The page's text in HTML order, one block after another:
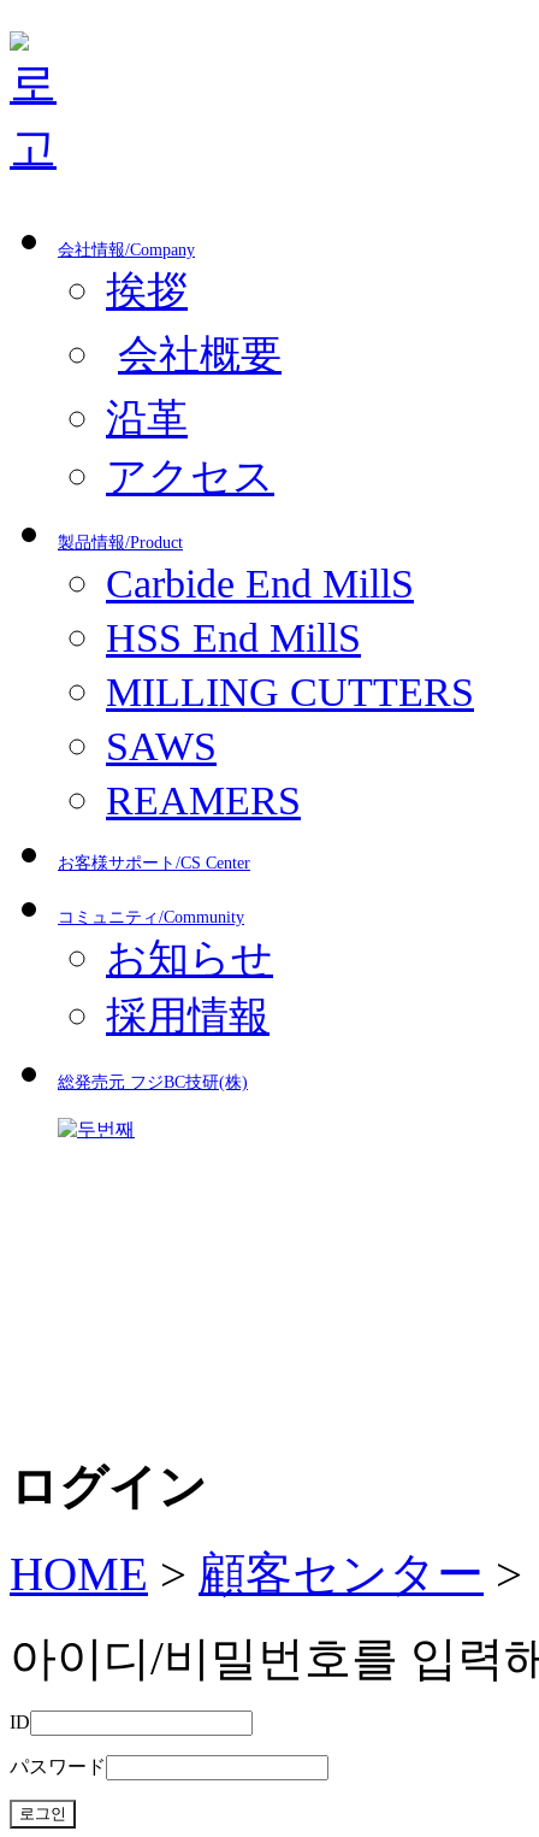
会社情報/Company
挨拶
会社概要
沿革
アクセス
製品情報/Product
Carbide End MillS
HSS End MillS
MILLING CUTTERS
SAWS
REAMERS
お客様サポート/CS Center
コミュニティ/Community
お知らせ
採用情報
総発売元 フジBC技研(株)
ログイン
HOME > 顧客センター >
아이디/비밀번호를 입력
ID
パスワード